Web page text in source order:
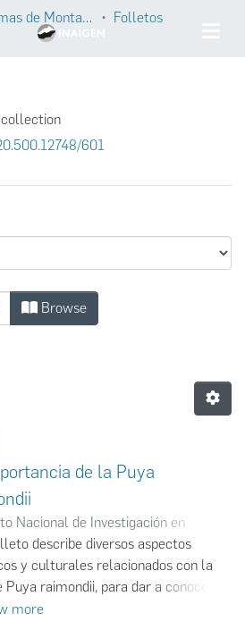
Socioecosistemas de Montaña
Folletos
601
by Subject "https://
Browse
de la Puya
Nacional de Investigación en
y Ecosistemas de Montaña,2022-
J. Arroyo-Alfaro;Mirtha Camacho
;Kathia Ramos-Parado ;Claudia V.
Bueno
describe diversos aspectos
y culturales relacionados con la
Puya raimondii, para dar a conocer la
que tiene para nuestro país.
more